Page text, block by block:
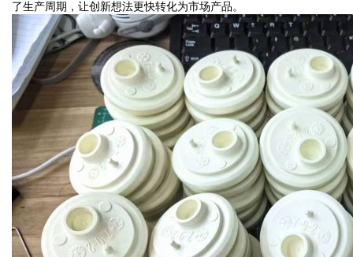
了生产周期，让创新想法更快转化为市场产品。